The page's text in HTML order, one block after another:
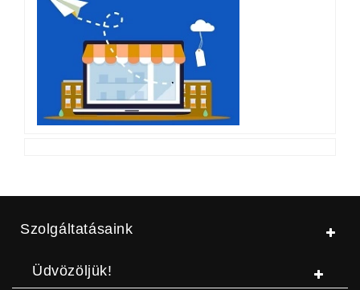
Szolgáltatásaink
Üdvözöljük!